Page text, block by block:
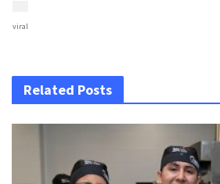
viral
Related Posts